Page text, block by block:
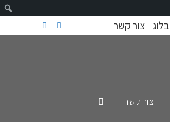
בלוג צור קשר
צור קשר